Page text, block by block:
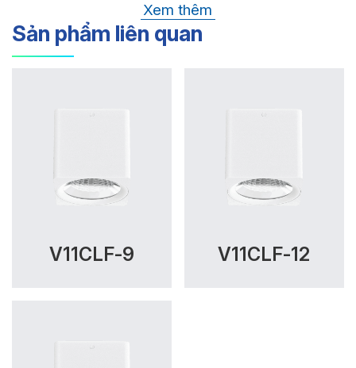
Nhiệt độ màu:
Chỉ số hoàn màu:
Thông số Điện & Lắp đặt
Kiểu lắp đặt:Lắp nổi
Xem thêm
Sản phẩm liên quan
V11CLF-9 V11CLF-12